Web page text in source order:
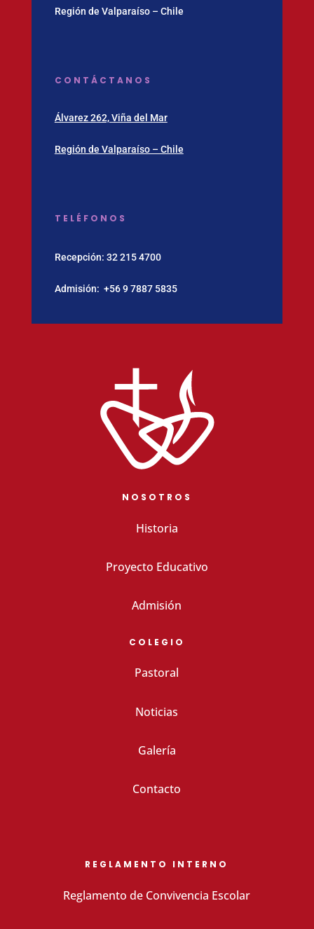
Región de Valparaíso – Chile
CONTÁCTANOS
Álvarez 262, Viña del Mar
Región de Valparaíso – Chile
TELÉFONOS
Recepción: 32 215 4700
Admisión: ‪+56 9 7887 5835
NOSOTROS
Historia
Proyecto Educativo
Admisión
COLEGIO
Pastoral
Noticias
Galería
Contacto
REGLAMENTO INTERNO
Reglamento de Convivencia Escolar